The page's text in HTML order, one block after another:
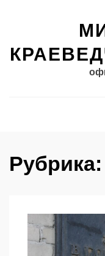
Рубрика: